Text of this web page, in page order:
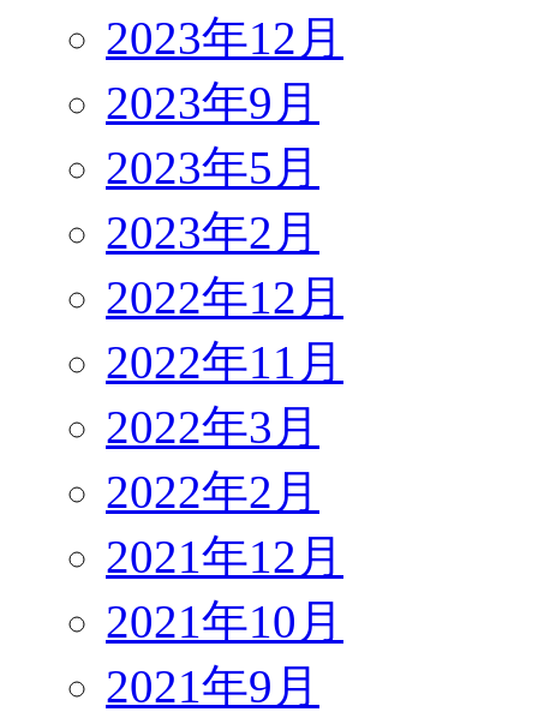
2023年12月
2023年9月
2023年5月
2023年2月
2022年12月
2022年11月
2022年3月
2022年2月
2021年12月
2021年10月
2021年9月